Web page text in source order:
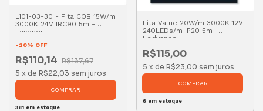
L101-03-30 - Fita COB 15W/m
3000K 24V IRC90 5m -
Laydner
-20% OFF
R$110,14 R$137,67
5 x de R$22,03 sem juros
381 em estoque
Fita Value 20W/m 3000K 12V
240LEDs/m IP20 5m -
Ledvance
R$115,00
5 x de R$23,00 sem juros
6em estoque